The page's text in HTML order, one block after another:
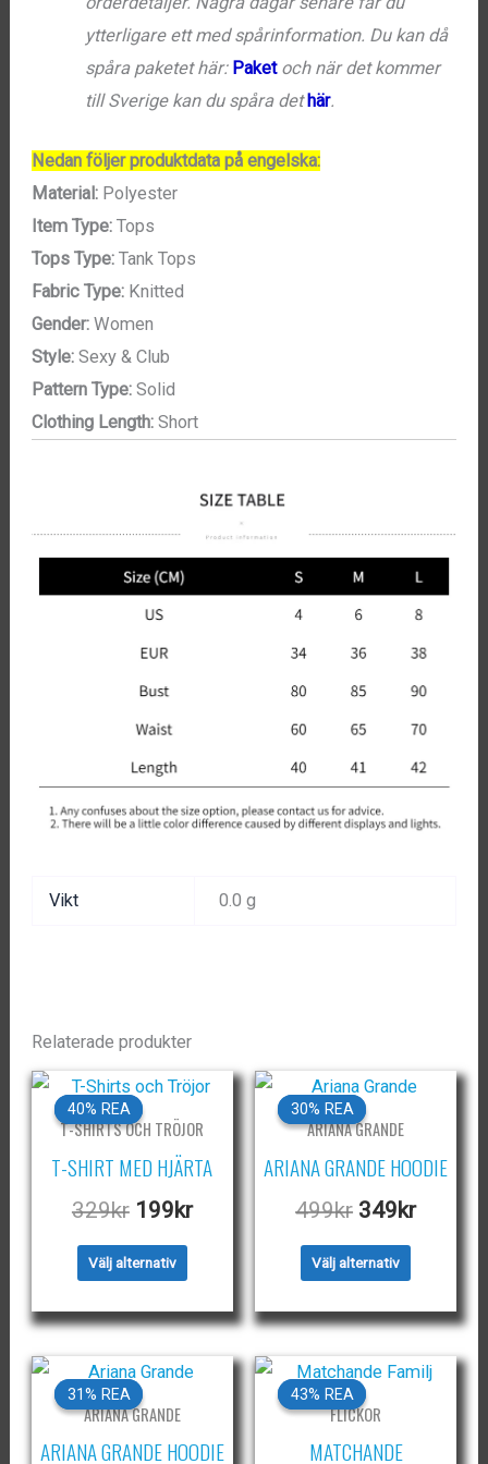
ytterligare ett med spårinformation. Du kan då
spåra paketet här: Paket och när det kommer
till Sverige kan du spåra det här.
Nedan följer produktdata på engelska:
Material:Polyester
Item Type:Tops
Tops Type:Tank Tops
Fabric Type:Knitted
Gender:Women
Style:Sexy & Club
Pattern Type:Solid
Clothing Length:Short
Vikt 0.0 g
Relaterade produkter
40% REA
40% REA
T-SHIRTS OCH TRÖJOR
T-SHIRT MED HJÄRTA
329kr Det
ursprungliga
priset
329kr.
199krDet
199kr.
Välj alternativ Den
här
produkten
flera
De
30% REA
30% REA
ARIANA GRANDE
ARIANA GRANDE HOODIE
499kr Det
ursprungliga
priset
499kr.
349krDet
349kr.
Välj alternativ Den
här
produkten
flera
31% REA
31% REA
ARIANA GRANDE
ARIANA GRANDE HOODIE
43% REA
43% REA
FLICKOR
MATCHANDE